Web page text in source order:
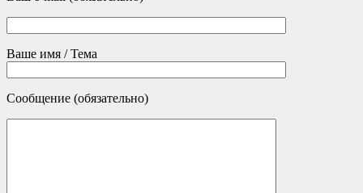
Ваше имя / Тема
Сообщение (обязательно)